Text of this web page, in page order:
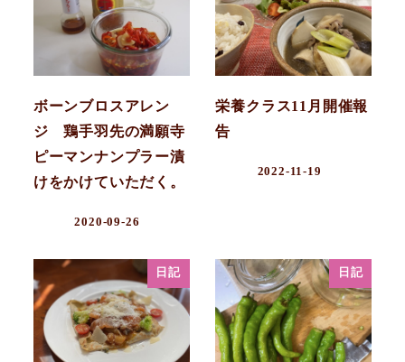
ボーンブロスアレン
ジ 鶏手羽先の満願寺
ピーマンナンプラー漬
けをかけていただく。
2020-09-26
栄養クラス11月開催報
告
2022-11-19
日記 日記